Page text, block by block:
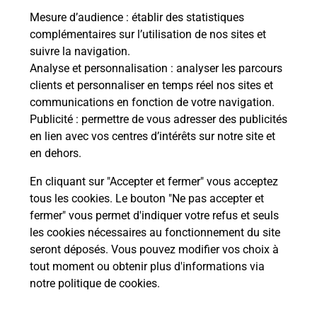
Mesure d’audience : établir des statistiques
complémentaires sur l’utilisation de nos sites et
suivre la navigation.
Analyse et personnalisation : analyser les parcours
clients et personnaliser en temps réel nos sites et
communications en fonction de votre navigation.
Publicité : permettre de vous adresser des publicités
en lien avec vos centres d’intérêts sur notre site et
en dehors.
En cliquant sur "Accepter et fermer" vous acceptez
tous les cookies. Le bouton "Ne pas accepter et
fermer" vous permet d'indiquer votre refus et seuls
les cookies nécessaires au fonctionnement du site
seront déposés. Vous pouvez modifier vos choix à
tout moment ou obtenir plus d'informations via
notre politique de cookies.
Boîte aux lettres La Poste
Collecte du courrier aujourd'hui à 09h00
Boulevard Pierre Pasquini
20220 L Ile Rousse
Le lien s'ouvre dans un nouvel onglet
Localiser Liste Boîtes aux lettres Haute-Corse L Ile Rousse